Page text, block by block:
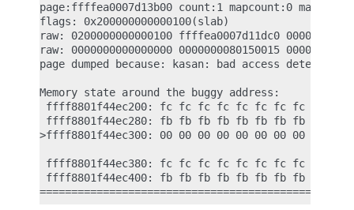
page:ffffea0007d13b00 count:1 mapcount:0
flags: 0x200000000000100(slab)
raw: 0200000000000100 ffffea0007d11dc0
raw: 0000000000000000 0000000080150015
page dumped because: kasan: bad access detected
Memory state around the buggy address:
ffff8801f44ec200: fc fc fc fc fc fc fc fc fb fb
ffff8801f44ec280: fb fb fb fb fb fb fb fb fc
>ffff8801f44ec300: 00 00 00 00 00 00 00 00 00 00
ffff8801f44ec380: fc fc fc fc fc fc fc fc fb fb
ffff8801f44ec400: fb fb fb fb fb fb fb fb fc